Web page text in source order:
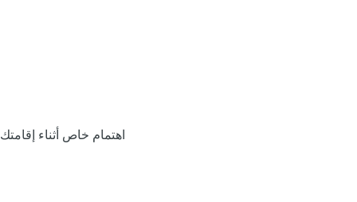
اهتمام خاص أثناء إقامتك